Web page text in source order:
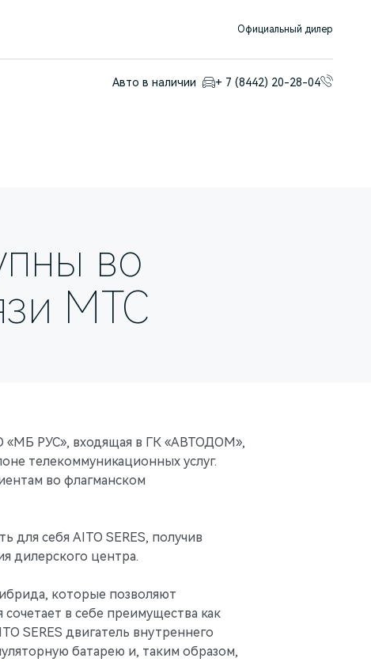
Официальный дилер
Авто в наличии + 7 (8442) 20-28-04
во
МТС
«МБ РУС», входящая в ГК «АВТОДОМ»,
телекоммуникационных услуг.
во флагманском
для себя AITO SERES, получив
дилерского центра.
которые позволяют
в себе преимущества как
SERES двигатель внутреннего
батарею и, таким образом,